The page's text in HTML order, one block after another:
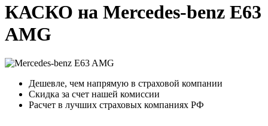
КАСКО на Mercedes-benz E63
AMG
Дешевле, чем напрямую в страховой компании
Скидка за счет нашей комиссии
Расчет в лучших страховых компаниях РФ